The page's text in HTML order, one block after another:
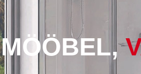
MÖÖBEL,